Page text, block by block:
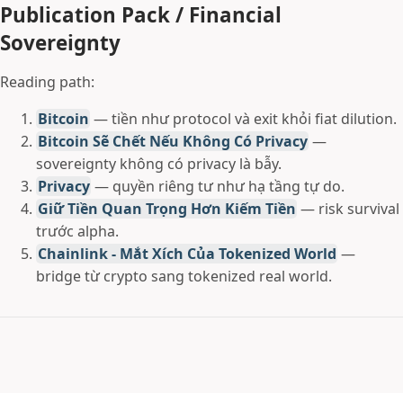
Publication Pack / Financial
Sovereignty
Reading path:
Bitcoin — tiền như protocol và exit khỏi fiat dilution.
Bitcoin Sẽ Chết Nếu Không Có Privacy —
sovereignty không có privacy là bẫy.
Privacy — quyền riêng tư như hạ tầng tự do.
Giữ Tiền Quan Trọng Hơn Kiếm Tiền — risk survival
trước alpha.
Chainlink - Mắt Xích Của Tokenized World —
bridge từ crypto sang tokenized real world.